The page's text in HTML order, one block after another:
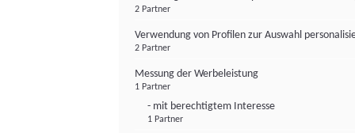
2 Partner
Verwendung von Profilen zur Auswahl
2 Partner
Messung der Werbeleistung
1 Partner
- mit berechtigtem Interesse
1 Partner